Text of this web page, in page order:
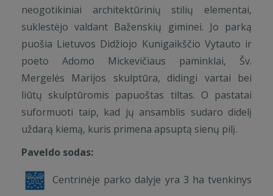
neogotikiniai architektūrinių stilių elementai,
suklestėjo valdant Baženskių giminei. Jo parką
puošia Lietuvos Didžiojo Kunigaikščio Vytauto ir
poeto Adomo Mickevičiaus paminklai, Šv.
Mergelės Marijos skulptūra, didingi vartai bei
liūtų skulptūromis papuoštas tiltas. O pastatai
suformuoti taip, kad jų ansamblis sudaro didelį
uždarą kiemą, kuris primena apsuptą sienų pilį.
Paveldo sodas:
Centrinėje parko dalyje yra 3 ha tvenkinys